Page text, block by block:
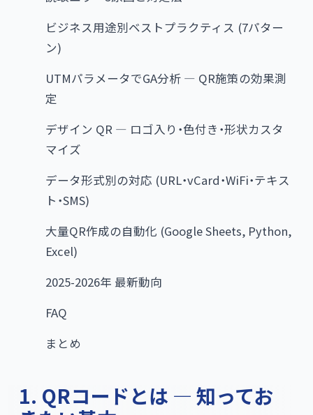
ビジネス用途別ベストプラクティス (7パター
ン)
UTMパラメータでGA分析 — QR施策の効果測
定
デザイン QR — ロゴ入り・色付き・形状カスタ
マイズ
データ形式別の対応 (URL・vCard・WiFi・テキス
ト・SMS)
大量QR作成の自動化 (Google Sheets, Python,
Excel)
2025-2026年 最新動向
FAQ
まとめ
1. QRコードとは — 知ってお